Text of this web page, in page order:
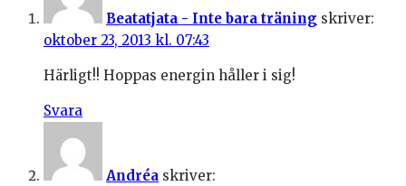
Beatatjata - Inte bara träning skriver:
oktober 23, 2013 kl. 07:43
Härligt!! Hoppas energin håller i sig!
Svara
Andréa skriver: